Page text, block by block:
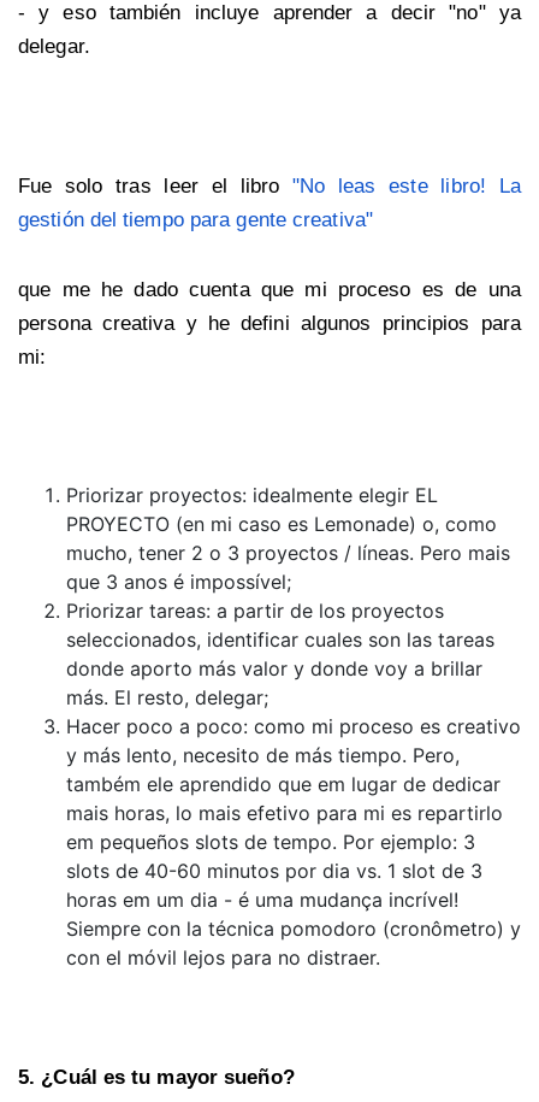
- y eso también incluye aprender a decir "no" ya
delegar.
Fue solo tras leer el libro "No leas este libro! La
gestión del tiempo para gente creativa"
que me he dado cuenta que mi proceso es de una
persona creativa y he defini algunos principios para
mi:
Priorizar proyectos: idealmente elegir EL
PROYECTO (en mi caso es Lemonade) o, como
mucho, tener 2 o 3 proyectos / líneas. Pero mais
que 3 anos é impossível;
Priorizar tareas: a partir de los proyectos
seleccionados, identificar cuales son las tareas
donde aporto más valor y donde voy a brillar
más. El resto, delegar;
Hacer poco a poco: como mi proceso es creativo
y más lento, necesito de más tiempo. Pero,
também ele aprendido que em lugar de dedicar
mais horas, lo mais efetivo para mi es repartirlo
em pequeños slots de tempo. Por ejemplo: 3
slots de 40-60 minutos por dia vs. 1 slot de 3
horas em um dia - é uma mudança incrível!
Siempre con la técnica pomodoro (cronômetro) y
con el móvil lejos para no distraer.
5. ¿Cuál es tu mayor sueño?